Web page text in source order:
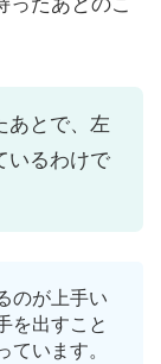
あとで、左
いるわけで
のが上手い
を出すこと
います。